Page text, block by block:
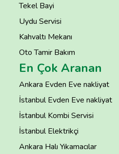
Tekel Bayi
Uydu Servisi
Kahvaltı Mekanı
Oto Tamir Bakım
En Çok Aranan
Ankara Evden Eve nakliyat
İstanbul Evden Eve nakliyat
İstanbul Kombi Servisi
İstanbul Elektrikçi
Ankara Halı Yıkamacılar